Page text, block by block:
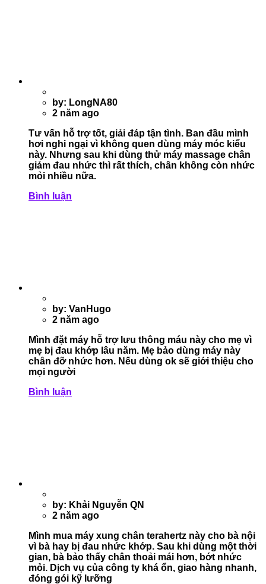
by: LongNA80
2 năm ago
Tư vấn hỗ trợ tốt, giải đáp tận tình. Ban đầu mình
hơi nghi ngại vì không quen dùng máy móc kiểu
này. Nhưng sau khi dùng thử máy massage chân
giảm đau nhức thì rất thích, chân không còn nhức
mỏi nhiều nữa.
Bình luận
by: VanHugo
2 năm ago
Mình đặt máy hỗ trợ lưu thông máu này cho mẹ vì
mẹ bị đau khớp lâu năm. Mẹ bảo dùng máy này
chân đỡ nhức hơn. Nếu dùng ok sẽ giới thiệu cho
mọi người
Bình luận
by: Khải Nguyễn QN
2 năm ago
Mình mua máy xung chân terahertz này cho bà nội
vì bà hay bị đau nhức khớp. Sau khi dùng một thời
gian, bà bảo thấy chân thoải mái hơn, bớt nhức
mỏi. Dịch vụ của công ty khá ổn, giao hàng nhanh,
đóng gói kỹ lưỡng